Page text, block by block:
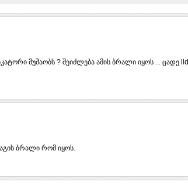
მუშაობს ? შეიძლება ამის ბრალი იყოს ... ცადე lld
ბრალი რომ იყოს.